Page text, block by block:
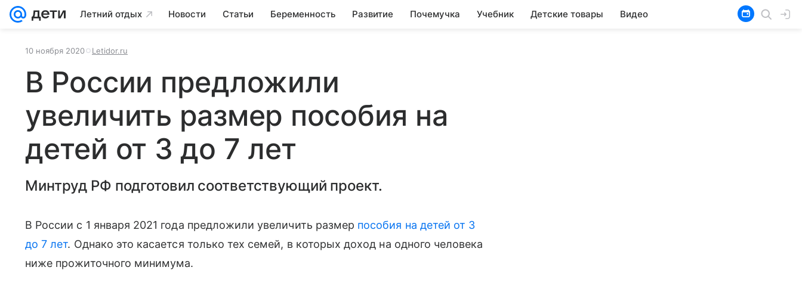
Летний отдых Новости Статьи Беременность Развитие Почемучка Учебник Детские товары Видео
10 ноября 2020 Letidor.ru
В России предложили
увеличить размер пособия на
детей от 3 до 7 лет
Минтруд РФ подготовил соответствующий проект.
В России с 1 января 2021 года предложили увеличить размер пособия на детей от 3
до 7 лет. Однако это касается только тех семей, в которых доход на одного человека
ниже прожиточного минимума.